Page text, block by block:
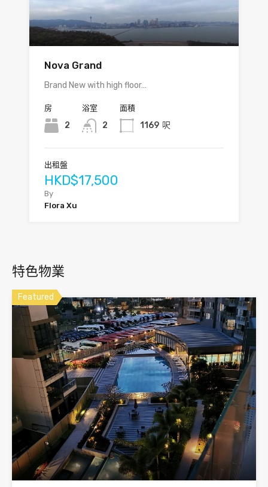
Nova Grand
Brand New with high floor…
房
2
浴室
2
面積
1169 呎
出租盤
HKD$17,500
By
Flora Xu
特色物業
Featured